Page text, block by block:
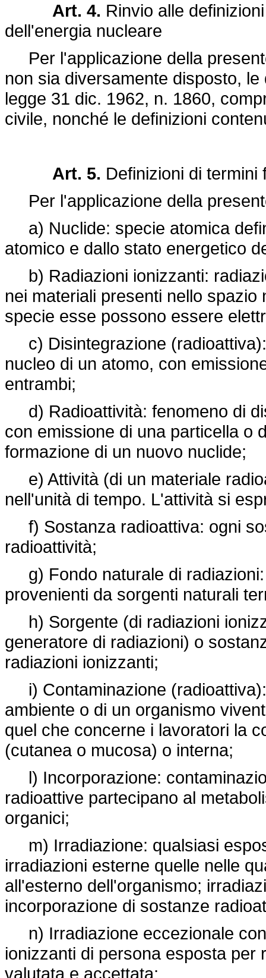
Art. 4. Rinvio alle
dell'energia nucleare
Per l'applicazione della
non sia diversamente disposto,
legge 31 dic. 1962, n. 1860,
civile, nonché le definizioni
Art. 5. Definizioni di termini
Per l'applicazione della
a) Nuclide: specie atomica
atomico e dallo stato energetico
b) Radiazioni ionizzanti:
nei materiali presenti nello
specie esse possono essere
c) Disintegrazione
nucleo di un atomo, con
entrambi;
d) Radioattività: fenomeno di
con emissione di una particella o
formazione di un nuovo nuclide;
e) Attività (di un materiale
nell'unità di tempo. L'attività si
f) Sostanza radioattiva: ogni
radioattività;
g) Fondo naturale di radiazioni:
provenienti da sorgenti naturali
h) Sorgente (di radiazioni
generatore di radiazioni) o
radiazioni ionizzanti;
i) Contaminazione
ambiente o di un organismo
quel che concerne i lavoratori la
(cutanea o mucosa) o interna;
l) Incorporazione:
radioattive partecipano al
organici;
m) Irradiazione: qualsiasi
irradiazioni esterne quelle nelle
all'esterno dell'organismo;
incorporazione di sostanze
n) Irradiazione eccezionale
ionizzanti di persona esposta per
valutata e accettata;